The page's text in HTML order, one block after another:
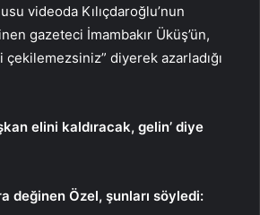
videoda Kılıçdaroğlu’nun
gazeteci İmambakır Üküş’ün,
çekilemezsiniz” diyerek azarladığı
elini kaldıracak, gelin’ diye
değinen Özel, şunları söyledi: